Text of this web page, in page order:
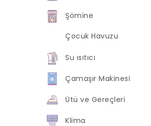
Şömine
Çocuk Havuzu
Su ısıtıcı
Çamaşır Makinesi
Ütü ve Gereçleri
Klima